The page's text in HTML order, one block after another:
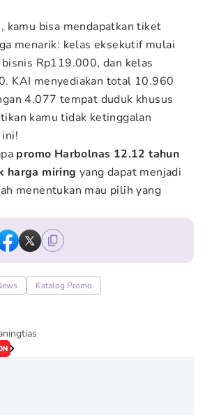
kamu bisa mendapatkan tiket
menarik: kelas eksekutif mulai
Rp119.000, dan kelas
KAI menyediakan total 10.960
4.077 tempat duduk khusus
kamu tidak ketinggalan
promo Harbolnas 12.12 tahun
harga miring yang dapat menjadi
menentukan mau pilih yang
Katalog Promo